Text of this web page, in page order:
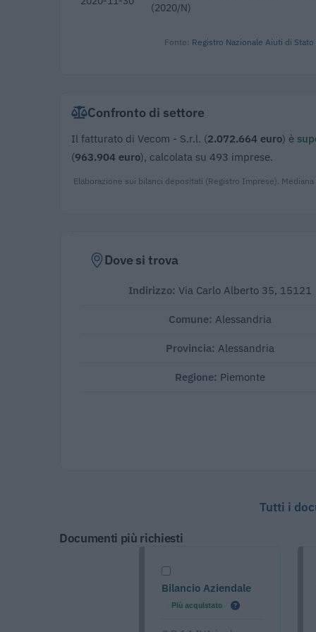
(2020/N)
Fonte: Registro Nazionale Aiuti di Stato
Confronto di settore
Il fatturato di Vecom - S.r.l. (2.072.664 euro) è
(963.904 euro), calcolata su 493 imprese.
Elaborazione sui bilanci depositati (Registro Imprese). Mediana
Dove si trova
Indirizzo: Via Carlo Alberto 35, 15121
Comune:Alessandria
Provincia:Alessandria
Regione: Piemonte
Tutti i
Documenti più richiesti
Bilancio Aziendale
Più acquistato